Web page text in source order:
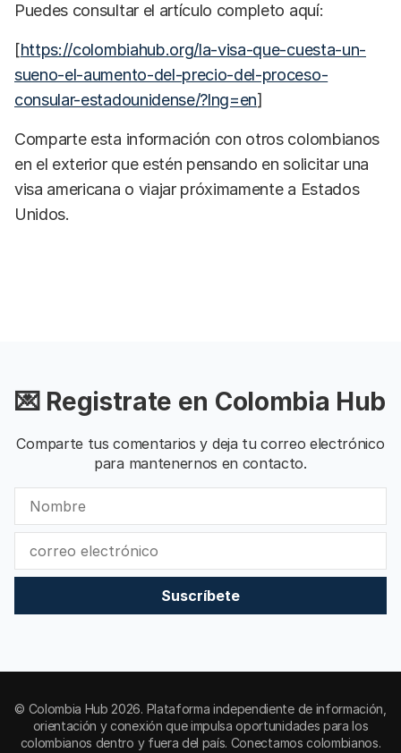
Puedes consultar el artículo completo aquí:
[https://colombiahub.org/la-visa-que-cuesta-un-
sueno-el-aumento-del-precio-del-proceso-
consular-estadounidense/?lng=en]
Comparte esta información con otros colombianos
en el exterior que estén pensando en solicitar una
visa americana o viajar próximamente a Estados
Unidos.
💌 Registrate en Colombia Hub
Comparte tus comentarios y deja tu correo electrónico
para mantenernos en contacto.
Suscríbete
© Colombia Hub 2026. Plataforma independiente de información,
orientación y conexión que impulsa oportunidades para los
colombianos dentro y fuera del país. Conectamos colombianos.